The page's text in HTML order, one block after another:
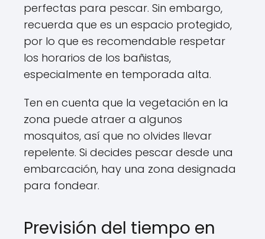
perfectas para pescar. Sin embargo,
recuerda que es un espacio protegido,
por lo que es recomendable respetar
los horarios de los bañistas,
especialmente en temporada alta.
Ten en cuenta que la vegetación en la
zona puede atraer a algunos
mosquitos, así que no olvides llevar
repelente. Si decides pescar desde una
embarcación, hay una zona designada
para fondear.
Previsión del tiempo en